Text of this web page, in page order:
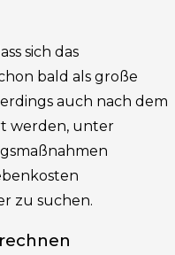
sich das
bald als große
auch nach dem
werden, unter
zu suchen.